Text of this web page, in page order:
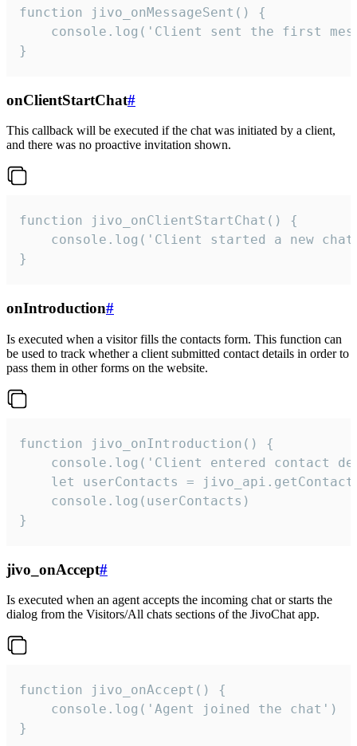
function jivo_onMessageSent() {
console.log('Client sent the first
}
onClientStartChat#
This callback will be executed if the chat was initiated by a client,
and there was no proactive invitation shown.
function jivo_onClientStartChat() {
console.log('Client started a new
}
onIntroduction#
Is executed when a visitor fills the contacts form. This function can
be used to track whether a client submitted contact details in order to
pass them in other forms on the website.
function jivo_onIntroduction() {
console.log('Client entered contact
let userContacts =
    console.log(userContacts)
}
jivo_onAccept#
Is executed when an agent accepts the incoming chat or starts the
dialog from the Visitors/All chats sections of the JivoChat app.
function jivo_onAccept() {
}